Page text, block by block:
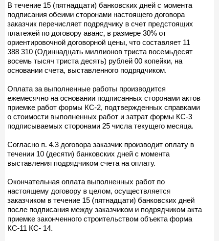
В течение 15 (пятнадцати) банковских дней с момента
подписания обеими сторонами настоящего договора
заказчик перечисляет подрядчику в счет предстоящих
платежей по договору аванс, в размере 30% от
ориентировочной договорной цены, что составляет 11
388 310 (Одиннадцать миллионов триста восемьдесят
восемь тысяч триста десять) рублей 00 копейки, на
основании счета, выставленного подрядчиком.
Оплата за выполненные работы производится
ежемесячно на основании подписанных сторонами актов
приемке работ формы КС-2, подтвержденных справками
о стоимости выполненных работ и затрат формы КС-3
подписываемых сторонами 25 числа текущего месяца.
Согласно п. 4.3 договора заказчик производит оплату в
течении 10 (десяти) банковских дней с момента
выставления подрядчиком счета на оплату.
Окончательная оплата выполненных работ по
настоящему договору в целом, осуществляется
заказчиком в течение 15 (пятнадцати) банковских дней
после подписания между заказчиком и подрядчиком акта
приемке законченного строительством объекта форма
КС-11 КС- 14.